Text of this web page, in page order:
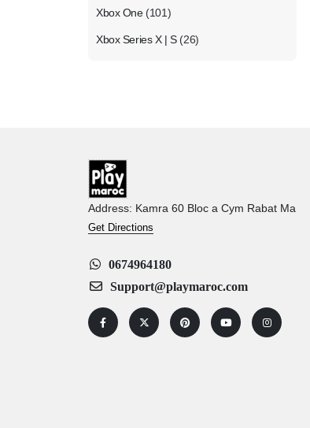
Xbox One (101)
Xbox Series X | S (26)
Address: Kamra 60 Bloc a Cym Rabat Ma
Get Directions
0674964180
Support@playmaroc.com